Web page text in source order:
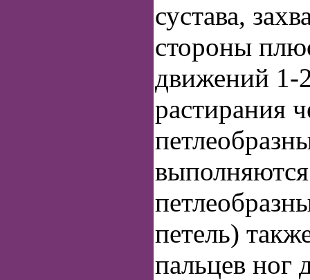
сустава,
стороны
движений 1-
растирания
петель)
пальцев ног